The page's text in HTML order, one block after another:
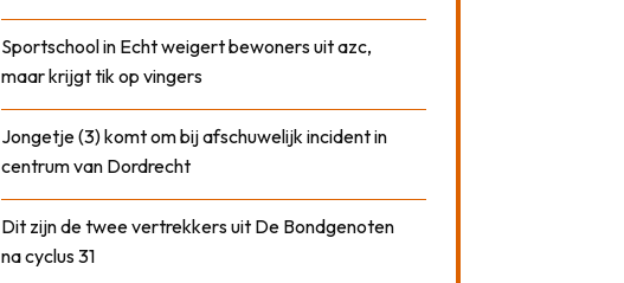
Sportschool in Echt weigert bewoners uit azc,
maar krijgt tik op vingers
Jongetje (3) komt om bij afschuwelijk incident in
centrum van Dordrecht
Dit zijn de twee vertrekkers uit De Bondgenoten
na cyclus 31